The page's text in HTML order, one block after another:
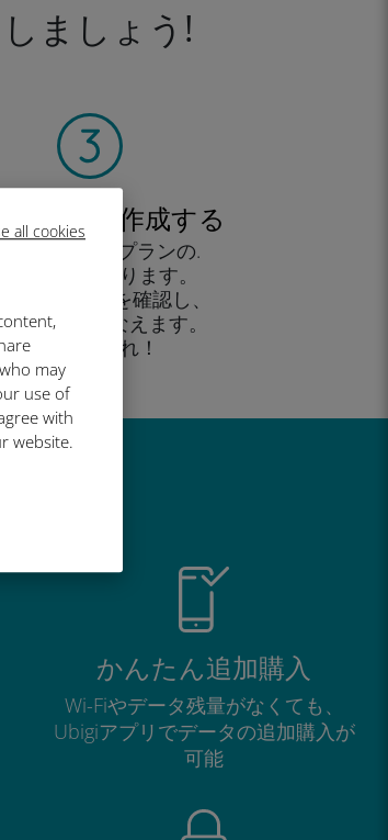
all cookies
may
use of
with
website.
ましょう!
ウントを作成する
ると、データプランの.
用が可能となります。
先 から残高を確認し、
購入がおこなえます。
お楽しみあれ！
かんたん追加購入
Wi-Fiやデータ残量がなくても、
Ubigiアプリでデータの追加購入が
可能